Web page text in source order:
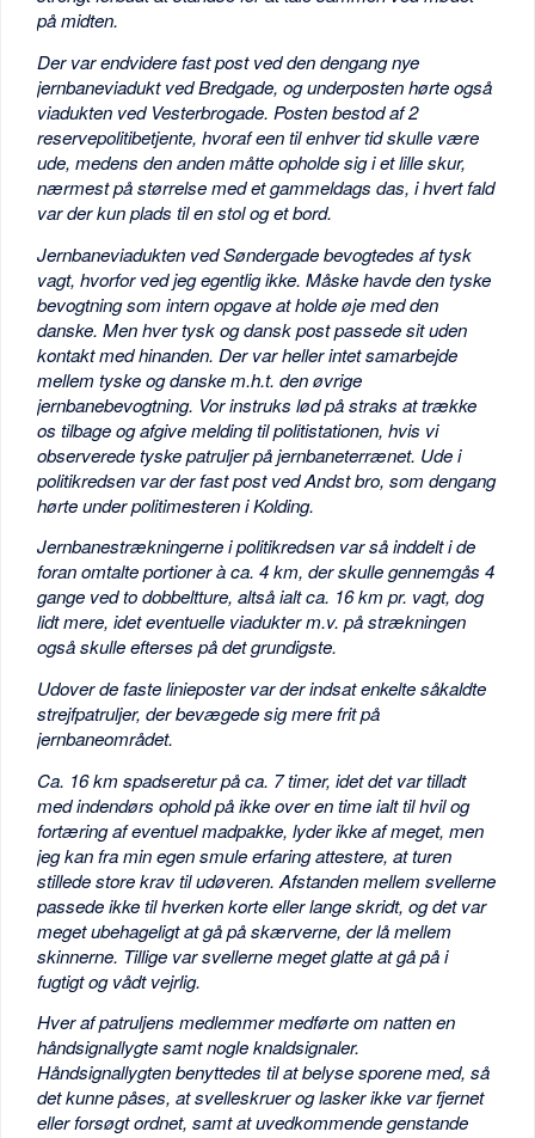
på midten.
Der var endvidere fast post ved den dengang nye
jernbaneviadukt ved Bredgade, og underposten hørte også
viadukten ved Vesterbrogade. Posten bestod af 2
reservepolitibetjente, hvoraf een til enhver tid skulle være
ude, medens den anden måtte opholde sig i et lille skur,
nærmest på størrelse med et gammeldags das, i hvert fald
var der kun plads til en stol og et bord.
Jernbaneviadukten ved Søndergade bevogtedes af tysk
vagt, hvorfor ved jeg egentlig ikke. Måske havde den tyske
bevogtning som intern opgave at holde øje med den
danske. Men hver tysk og dansk post passede sit uden
kontakt med hinanden. Der var heller intet samarbejde
mellem tyske og danske m.h.t. den øvrige
jernbanebevogtning. Vor instruks lød på straks at trække
os tilbage og afgive melding til politistationen, hvis vi
observerede tyske patruljer på jernbaneterrænet. Ude i
politikredsen var der fast post ved Andst bro, som dengang
hørte under politimesteren i Kolding.
Jernbanestrækningerne i politikredsen var så inddelt i de
foran omtalte portioner à ca. 4 km, der skulle gennemgås 4
gange ved to dobbeltture, altså ialt ca. 16 km pr. vagt, dog
lidt mere, idet eventuelle viadukter m.v. på strækningen
også skulle efterses på det grundigste.
Udover de faste linieposter var der indsat enkelte såkaldte
strejfpatruljer, der bevægede sig mere frit på
jernbaneområdet.
Ca. 16 km spadseretur på ca. 7 timer, idet det var tilladt
med indendørs ophold på ikke over en time ialt til hvil og
fortæring af eventuel madpakke, lyder ikke af meget, men
jeg kan fra min egen smule erfaring attestere, at turen
stillede store krav til udøveren. Afstanden mellem svellerne
passede ikke til hverken korte eller lange skridt, og det var
meget ubehageligt at gå på skærverne, der lå mellem
skinnerne. Tillige var svellerne meget glatte at gå på i
fugtigt og vådt vejrlig.
Hver af patruljens medlemmer medførte om natten en
håndsignallygte samt nogle knaldsignaler.
Håndsignallygten benyttedes til at belyse sporene med, så
det kunne påses, at svelleskruer og lasker ikke var fjernet
eller forsøgt ordnet, samt at uvedkommende genstande